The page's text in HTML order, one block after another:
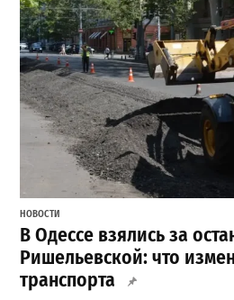
НОВОСТИ
В Одессе взялись за
Ришельевской: что
транспорта